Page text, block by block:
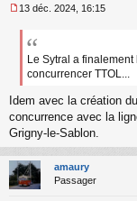
l
e
g
e
n
o
n
u
13 déc. 2024, 16:15
Le Sytral a
concurrencer TTOL...
Idem avec la création
concurrence avec la
Grigny-le-Sablon.
amaury
Passager